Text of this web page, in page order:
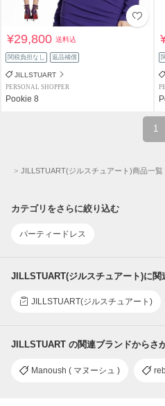
¥29,800送料込
関税負担なし 返品補償
JILLSTUART
PERSONAL SHOPPER
Pookie 8
1
JILLSTUART(ジルスチュアート)商品一覧
カテゴリをさらに絞り込む
パーティードレス
JILLSTUART(ジルスチュアート)に関
JILLSTUART(ジルスチュアート)
JILLSTUART の関連ブランドからさ
Manoush ( マヌーシュ )